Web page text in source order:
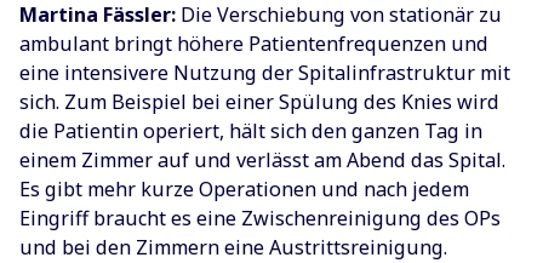
Martina Fässler: Die Verschiebung von stationär zu
ambulant bringt höhere Patientenfrequenzen und
eine intensivere Nutzung der Spitalinfrastruktur mit
sich. Zum Beispiel bei einer Spülung des Knies wird
die Patientin operiert, hält sich den ganzen Tag in
einem Zimmer auf und verlässt am Abend das Spital.
Es gibt mehr kurze Operationen und nach jedem
Eingriff braucht es eine Zwischenreinigung des OPs
und bei den Zimmern eine Austrittsreinigung.